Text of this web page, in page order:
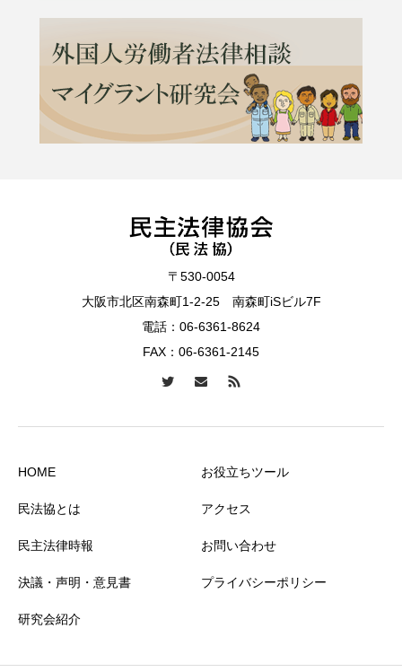
〒530-0054
大阪市北区南森町1-2-25 南森町iSビル7F
電話： 06-6361-8624
FAX：06-6361-2145
HOME
民法協とは
民主法律時報
決議・声明・意見書
研究会紹介
お役立ちツール
アクセス
お問い合わせ
プライバシーポリシー